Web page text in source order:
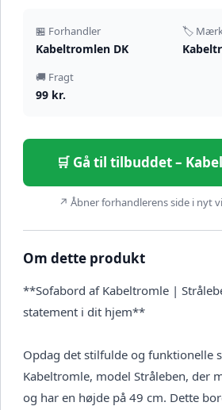
🏪 Forhandler
Kabeltromlen DK
🏷️
🚚 Fragt
99 kr.
🛒 Gå til tilbuddet –
↗ Åbner forhandlerens side i nyt
Om dette produkt
**Sofabord af Kabeltromle |
statement i dit hjem**
Opdag det stilfulde og funktionelle
Kabeltromle, model Stråleben, der
og har en højde på 49 cm. Dette